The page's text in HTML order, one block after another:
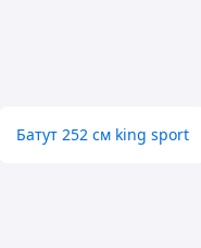
Батут 252 см king sport